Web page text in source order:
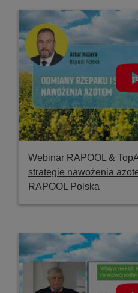
Webinar RAPOOL &
strategie nawożenia
RAPOOL Polska